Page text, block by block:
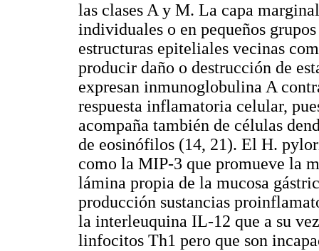
las clases A y M. La capa
individuales o en pequeños
estructuras epiteliales vecinas
producir daño o destrucción de
expresan inmunoglobulina A
respuesta inflamatoria celular,
acompaña también de células
de eosinófilos (14, 21). El H.
como la MIP-3 que promueve la
lámina propia de la mucosa
producción sustancias
la interleuquina IL-12 que a su
linfocitos Th1 pero que son